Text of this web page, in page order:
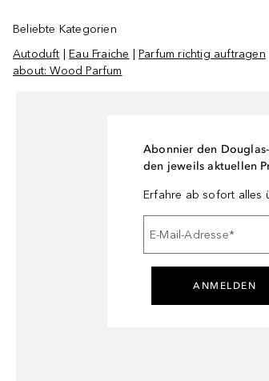
Beliebte Kategorien
Autoduft |Eau Fraiche |Parfum richtig auftragen
about: Wood Parfum
Abonnier den
den jeweils aktuellen
Erfahre ab sofort alles
E-Mail-Adresse*
ANMELDEN